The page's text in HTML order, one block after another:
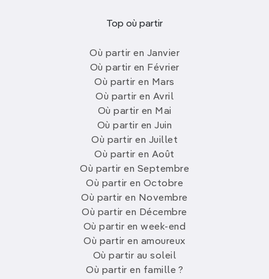
Top où partir
Où partir en Janvier
Où partir en Février
Où partir en Mars
Où partir en Avril
Où partir en Mai
Où partir en Juin
Où partir en Juillet
Où partir en Août
Où partir en Septembre
Où partir en Octobre
Où partir en Novembre
Où partir en Décembre
Où partir en week-end
Où partir en amoureux
Où partir au soleil
Où partir en famille ?